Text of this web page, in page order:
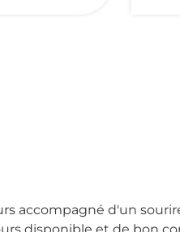
accompagné d'un